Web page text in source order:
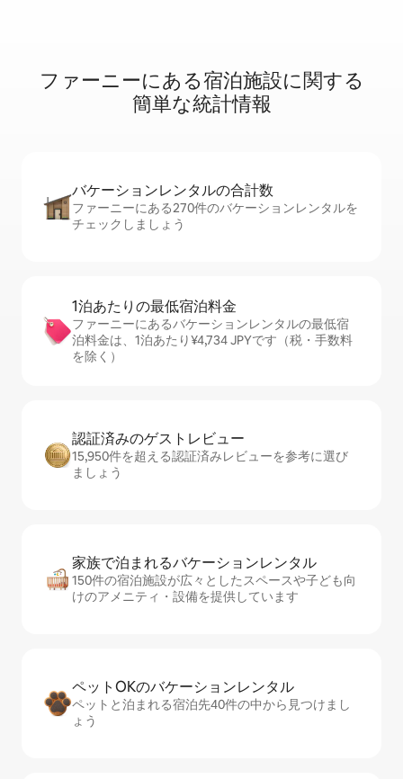
ファーニーに⁠あ⁠る宿⁠泊⁠施⁠設⁠に関⁠す⁠る
簡⁠単⁠な統⁠計⁠情⁠報
バケーションレ⁠ン⁠タ⁠ル⁠の合⁠計⁠数
ファーニーにある270件のバケーションレンタルを
チェックしましょう
1泊あたりの最⁠低⁠宿⁠泊⁠料⁠金
ファーニーにあるバケーションレンタルの最低宿
泊料金は、1泊あたり¥4,734 JPYです（税・手数料
を除く）
認証済みのゲ⁠ス⁠ト⁠レ⁠ビ⁠ュ⁠ー
15,950件を超える認証済みレビューを参考に選び
ましょう
家族で泊まれるバ⁠ケ⁠ー⁠シ⁠ョ⁠ンレ⁠ン⁠タ⁠ル
150件の宿泊施設が広々としたスペースや子ども向
けのアメニティ・設備を提供しています
ペットOKのバ⁠ケ⁠ー⁠シ⁠ョ⁠ンレ⁠ン⁠タ⁠ル
ペットと泊まれる宿泊先40件の中から見つけまし
ょう